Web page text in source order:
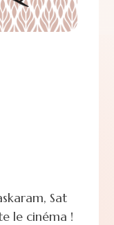
Sat
le cinéma !